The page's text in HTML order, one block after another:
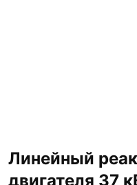
Линейный
двигателя 37